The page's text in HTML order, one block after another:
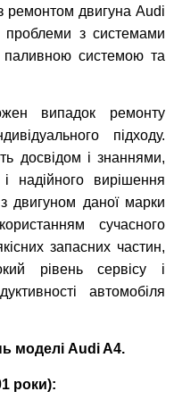
з ремонтом двигуна Audi
з системами
паливною системою та
випадок ремонту
підходу.
досвідом і знаннями,
надійного вирішення
двигуном даної марки
сучасного
запасних частин,
рівень сервісу і
автомобіля
моделі Audi A4.
роки):